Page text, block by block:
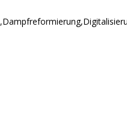
,Dampfreformierung,